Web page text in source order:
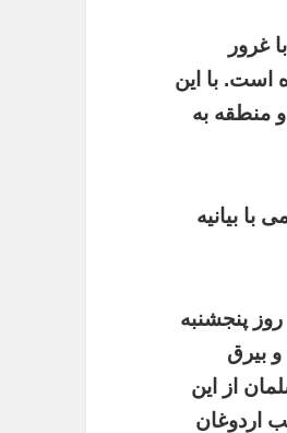
غرور
است. با این
و منطقه به
با بیانیه
پنجشنبه
بیرق
از این
اردوغان